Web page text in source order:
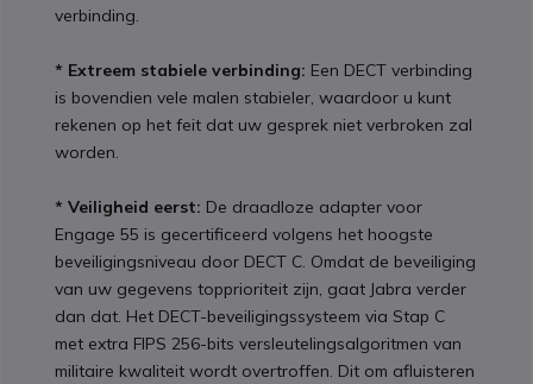
verbinding.
* Extreem stabiele verbinding: Een DECT verbinding
is bovendien vele malen stabieler, waardoor u kunt
rekenen op het feit dat uw gesprek niet verbroken zal
worden.
* Veiligheid eerst: De draadloze adapter voor
Engage 55 is gecertificeerd volgens het hoogste
beveiligingsniveau door DECT C. Omdat de beveiliging
van uw gegevens topprioriteit zijn, gaat Jabra verder
dan dat. Het DECT-beveiligingssysteem via Stap C
met extra FIPS 256-bits versleutelingsalgoritmen van
militaire kwaliteit wordt overtroffen. Dit om afluisteren